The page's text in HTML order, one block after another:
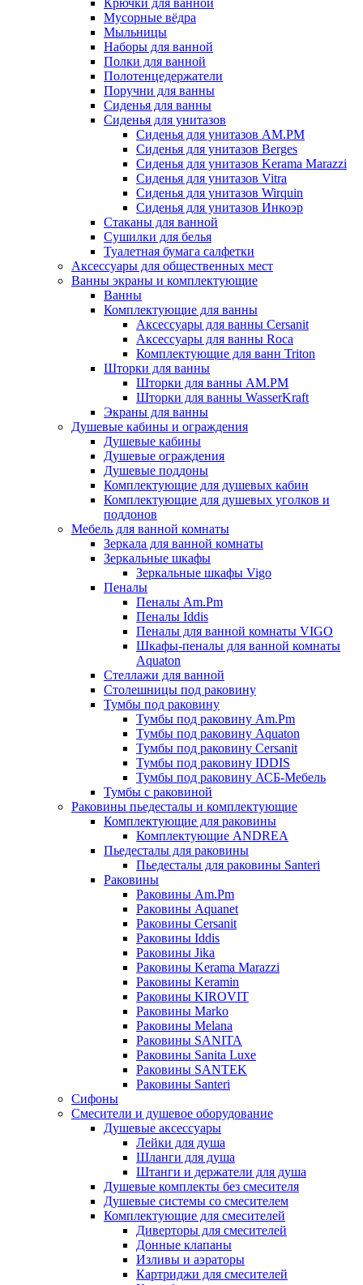
Крючки для ванной
Мусорные вёдра
Мыльницы
Наборы для ванной
Полки для ванной
Полотенцедержатели
Поручни для ванны
Сиденья для ванны
Сиденья для унитазов
Сиденья для унитазов AM.PM
Сиденья для унитазов Berges
Сиденья для унитазов Kerama Marazzi
Сиденья для унитазов Vitra
Сиденья для унитазов Wirquin
Сиденья для унитазов Инкоэр
Стаканы для ванной
Сушилки для белья
Туалетная бумага салфетки
Аксессуары для общественных мест
Ванны экраны и комплектующие
Ванны
Комплектующие для ванны
Аксессуары для ванны Cersanit
Аксессуары для ванны Roca
Комплектующие для ванн Triton
Шторки для ванны
Шторки для ванны AM.PM
Шторки для ванны WasserKraft
Экраны для ванны
Душевые кабины и ограждения
Душевые кабины
Душевые ограждения
Душевые поддоны
Комплектующие для душевых кабин
Комплектующие для душевых уголков и
поддонов
Мебель для ванной комнаты
Зеркала для ванной комнаты
Зеркальные шкафы
Зеркальные шкафы Vigo
Пеналы
Пеналы Am.Pm
Пеналы Iddis
Пеналы для ванной комнаты VIGO
Шкафы-пеналы для ванной комнаты
Aquaton
Стеллажи для ванной
Столешницы под раковину
Тумбы под раковину
Тумбы под раковину Am.Pm
Тумбы под раковину Aquaton
Тумбы под раковину Cersanit
Тумбы под раковину IDDIS
Тумбы под раковину АСБ-Мебель
Тумбы с раковиной
Раковины пьедесталы и комплектующие
Комплектующие для раковины
Комплектующие ANDREA
Пьедесталы для раковины
Пьедесталы для раковины Santeri
Раковины
Раковины Am.Pm
Раковины Aquanet
Раковины Cersanit
Раковины Iddis
Раковины Jika
Раковины Kerama Marazzi
Раковины Keramin
Раковины KIROVIT
Раковины Marko
Раковины Melana
Раковины SANITA
Раковины Sanita Luxe
Раковины SANTEK
Раковины Santeri
Сифоны
Смесители и душевое оборудование
Душевые аксессуары
Лейки для душа
Шланги для душа
Штанги и держатели для душа
Душевые комплекты без смесителя
Душевые системы со смесителем
Комплектующие для смесителей
Диверторы для смесителей
Донные клапаны
Изливы и аэраторы
Картриджи для смесителей